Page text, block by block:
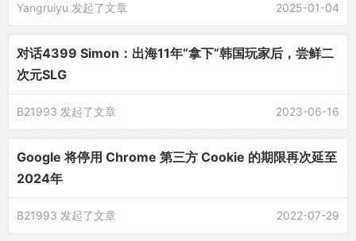
Yangruiyu 发起了文章 2025-01-04
对话4399 Simon：出海11年“拿下”韩国玩家后，尝鲜二
次元SLG
B21993 发起了文章 2023-06-16
Google 将停用 Chrome 第三方 Cookie 的期限再次延至
2024年
B21993 发起了文章 2022-07-29